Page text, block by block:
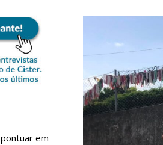
serviço público!
em